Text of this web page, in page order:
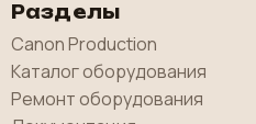
Разделы
Canon Production
Каталог оборудования
Ремонт оборудования